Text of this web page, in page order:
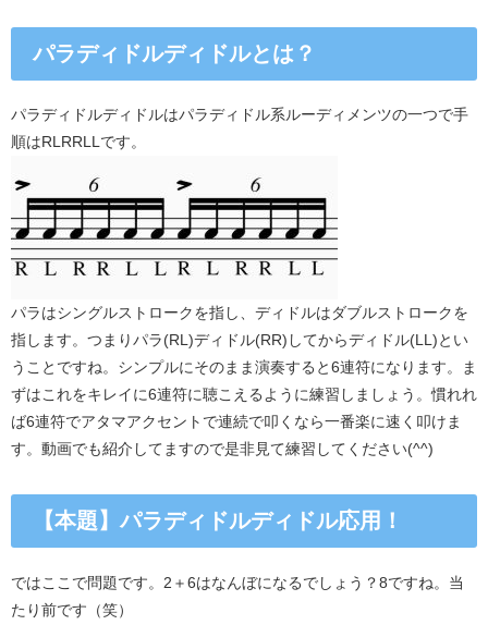
パラディドルディドルとは？
パラディドルディドルはパラディドル系ルーディメンツの一つで手
順はRLRRLLです。
パラはシングルストロークを指し、ディドルはダブルストロークを
指します。つまりパラ(RL)ディドル(RR)してからディドル(LL)とい
うことですね。シンプルにそのまま演奏すると6連符になります。ま
ずはこれをキレイに6連符に聴こえるように練習しましょう。慣れれ
ば6連符でアタマアクセントで連続で叩くなら一番楽に速く叩けま
す。動画でも紹介してますので是非見て練習してください(^^)
【本題】パラディドルディドル応用！
ではここで問題です。2＋6はなんぼになるでしょう？8ですね。当
たり前です（笑）